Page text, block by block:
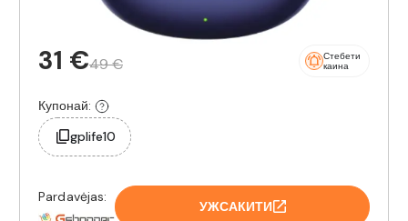
31 €49 €
Стебети
каина
Купонай:
gplife10
Pardavėjas:
УЖСАКИТИ